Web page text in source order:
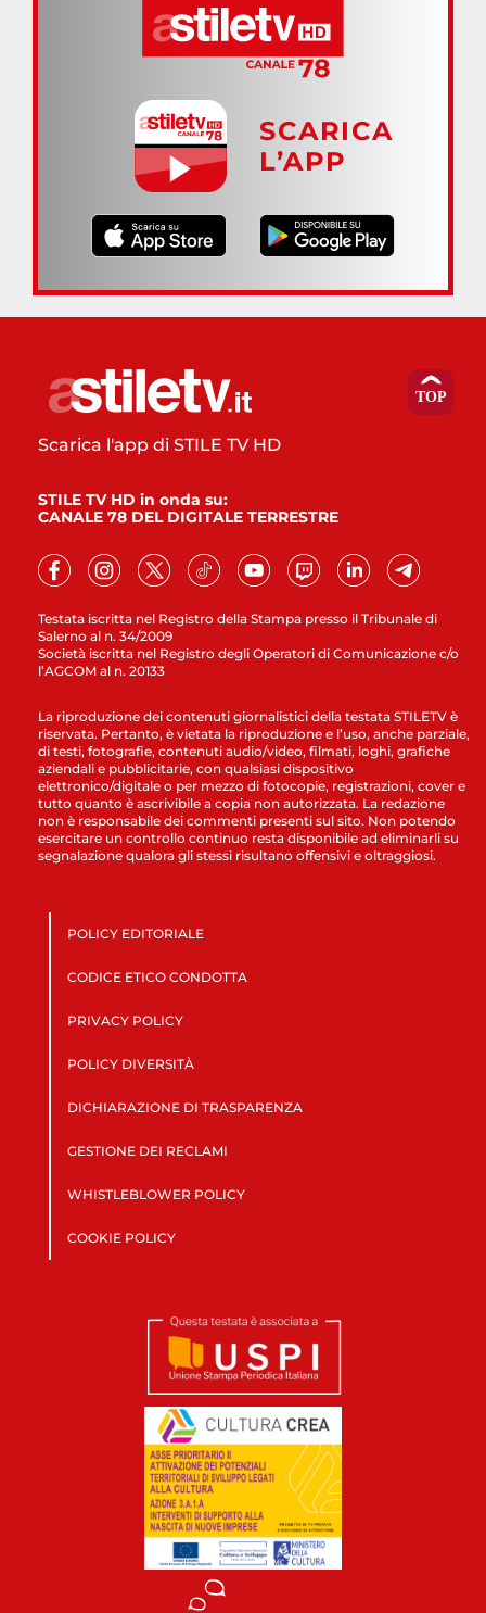
SCARICA
L’APP
Testata iscritta nel Registro della Stampa presso il Tribunale di
Salerno al n. 34/2009
Società iscritta nel Registro degli Operatori di Comunicazione c/o
l’AGCOM al n. 20133
Scarica l'app di STILE TV HD
STILE TV HD in onda su:
CANALE 78 DEL DIGITALE TERRESTRE
La riproduzione dei contenuti giornalistici della testata STILETV è
riservata. Pertanto, è vietata la riproduzione e l’uso, anche parziale,
di testi, fotografie, contenuti audio/video, filmati, loghi, grafiche
aziendali e pubblicitarie, con qualsiasi dispositivo
elettronico/digitale o per mezzo di fotocopie, registrazioni, cover e
tutto quanto è ascrivibile a copia non autorizzata. La redazione
non è responsabile dei commenti presenti sul sito. Non potendo
esercitare un controllo continuo resta disponibile ad eliminarli su
segnalazione qualora gli stessi risultano offensivi e oltraggiosi.
POLICY EDITORIALE
CODICE ETICO CONDOTTA
PRIVACY POLICY
POLICY DIVERSITÀ
DICHIARAZIONE DI TRASPARENZA
GESTIONE DEI RECLAMI
WHISTLEBLOWER POLICY
COOKIE POLICY